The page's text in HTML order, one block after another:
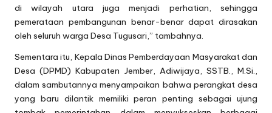
di wilayah utara juga menjadi perhatian, sehingga
pemerataan pembangunan benar-benar dapat dirasakan
oleh seluruh warga Desa Tugusari,” tambahnya.
Sementara itu, Kepala Dinas Pemberdayaan Masyarakat dan
Desa (DPMD) Kabupaten Jember, Adiwijaya, SSTB., M.Si.,
dalam sambutannya menyampaikan bahwa perangkat desa
yang baru dilantik memiliki peran penting sebagai ujung